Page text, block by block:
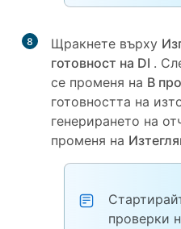
8 Щракнете върху
готовност на DI .
се променя на В
готовността на
генерирането на
променя на
проверки